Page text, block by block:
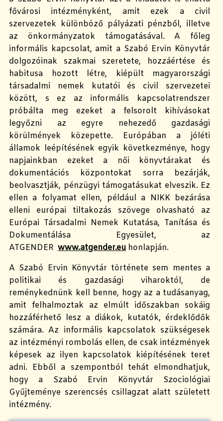
fővárosi intézményként, amit ezek a civil
szervezetek különböző pályázati pénzből, illetve
az önkormányzatok támogatásával. A főleg
informális kapcsolat, amit a Szabó Ervin Könyvtár
dolgozóinak szakmai szeretete, hozzáértése és
habitusa hozott létre, kiépült magyarországi
társadalmi nemek kutatói és civil szervezetei
között, s ez az informális kapcsolatrendszer
próbálta meg ezeket a felsorolt kihívásokat
legyőzni az egyre nehezedő gazdasági
körülmények közepette. Európában a jóléti
államok leépítésének egyik következménye, hogy
napjainkban ezeket a női könyvtárakat és
dokumentációs központokat sorra bezárják,
beolvasztják, pénzügyi támogatásukat elveszik. Ez
ellen a folyamat ellen, például a NIKK bezárása
elleni európai tiltakozás szövege olvasható az
Európai Társadalmi Nemek Kutatása, Tanítása és
Dokumentálása Egyesület, az
ATGENDER www.atgender.eu honlapján.
A Szabó Ervin Könyvtár története sem mentes a
politikai és gazdasági viharoktól, de
reménykednünk kell benne, hogy az a tudásanyag,
amit felhalmoztak az elmúlt időszakban sokáig
hozzáférhető lesz a diákok, kutatók, érdeklődők
számára. Az informális kapcsolatok szükségesek
az intézményi rombolás ellen, de csak intézmények
képesek az ilyen kapcsolatok kiépítésének teret
adni. Ebből a szempontból tehát elmondhatjuk,
hogy a Szabó Ervin Könyvtár Szociológiai
Gyűjteménye szerencsés csillagzat alatt született
intézmény.